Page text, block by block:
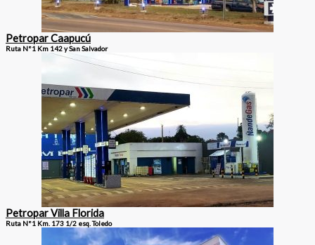
Petropar Caapucú
Ruta N°1 Km 142 y San Salvador
Petropar Villa Florida
Ruta N°1 Km. 173 1/2 esq. Toledo